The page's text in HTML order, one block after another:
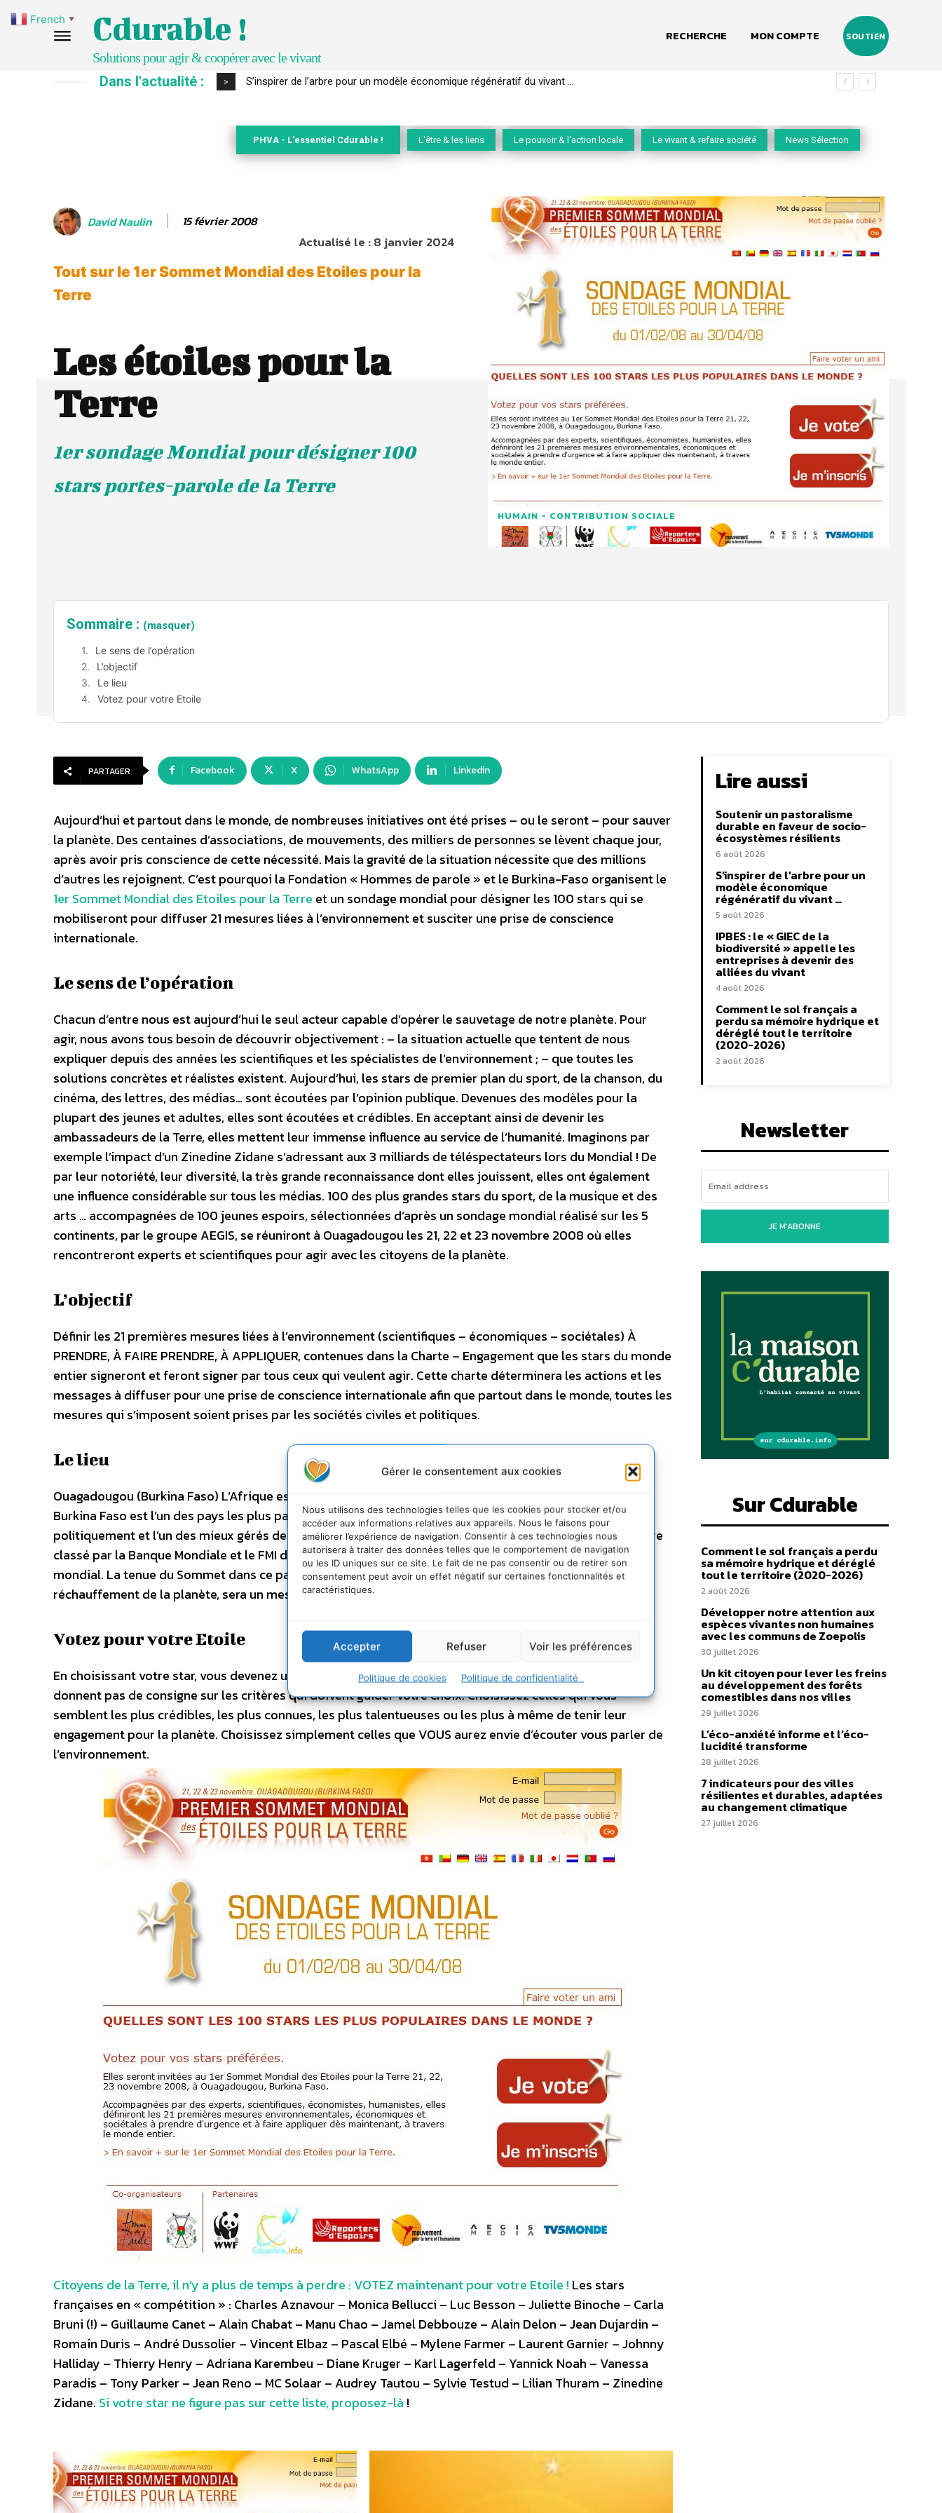
Gérer le consentement aux cookies
Nous utilisons des technologies telles que les cookies pour stocker et/ou
accéder aux informations relatives aux appareils. Nous le faisons pour
améliorer l’expérience de navigation. Consentir à ces technologies nous
autorisera à traiter des données telles que le comportement de navigation
ou les ID uniques sur ce site. Le fait de ne pas consentir ou de retirer son
consentement peut avoir un effet négatif sur certaines fonctionnalités et
caractéristiques.
Accepter Refuser Voir les préférences
Politique de cookies Politique de confidentialité
Cdurable !
Solutions pour agir & coopérer avec le vivant
RECHERCHE MON COMPTE SOUTIEN
Dans l'actualité : > IPBES : le « GIEC de la biodiversité » appelle les entreprises à devenir des alliées du vivant
PHVA - L'essentiel Cdurable ! L'être & les liens Le pouvoir & l'action locale Le vivant & refaire société News Sélection
David Naulin 15 février 2008
Actualisé le :8 janvier 2024
Tout sur le 1er Sommet Mondial des Etoiles pour la
Terre
Les étoiles pour la
Terre
1er sondage Mondial pour désigner 100
stars portes-parole de la Terre
HUMAIN - CONTRIBUTION SOCIALE
Sommaire : (masquer)
Le sens de l’opération
L’objectif
Le lieu
Votez pour votre Etoile
PARTAGER Facebook X WhatsApp Linkedin
Aujourd’hui et partout dans le monde, de nombreuses initiatives ont été prises – ou le seront – pour sauver
la planète. Des centaines d’associations, de mouvements, des milliers de personnes se lèvent chaque jour,
après avoir pris conscience de cette nécessité. Mais la gravité de la situation nécessite que des millions
d’autres les rejoignent. C’est pourquoi la Fondation « Hommes de parole » et le Burkina-Faso organisent le
1er Sommet Mondial des Etoiles pour la Terre et un sondage mondial pour désigner les 100 stars qui se
mobiliseront pour diffuser 21 mesures liées à l’environnement et susciter une prise de conscience
internationale.
Le sens de l’opération
Chacun d’entre nous est aujourd’hui le seul acteur capable d’opérer le sauvetage de notre planète. Pour
agir, nous avons tous besoin de découvrir objectivement : – la situation actuelle que tentent de nous
expliquer depuis des années les scientifiques et les spécialistes de l’environnement ; – que toutes les
solutions concrètes et réalistes existent. Aujourd’hui, les stars de premier plan du sport, de la chanson, du
cinéma, des lettres, des médias… sont écoutées par l’opinion publique. Devenues des modèles pour la
plupart des jeunes et adultes, elles sont écoutées et crédibles. En acceptant ainsi de devenir les
ambassadeurs de la Terre, elles mettent leur immense influence au service de l’humanité. Imaginons par
exemple l’impact d’un Zinedine Zidane s’adressant aux 3 milliards de téléspectateurs lors du Mondial ! De
par leur notoriété, leur diversité, la très grande reconnaissance dont elles jouissent, elles ont également
une influence considérable sur tous les médias. 100 des plus grandes stars du sport, de la musique et des
arts … accompagnées de 100 jeunes espoirs, sélectionnées d’après un sondage mondial réalisé sur les 5
continents, par le groupe AEGIS, se réuniront à Ouagadougou les 21, 22 et 23 novembre 2008 où elles
rencontreront experts et scientifiques pour agir avec les citoyens de la planète.
L’objectif
Définir les 21 premières mesures liées à l’environnement (scientifiques – économiques – sociétales) À
PRENDRE, À FAIRE PRENDRE, À APPLIQUER, contenues dans la Charte – Engagement que les stars du monde
entier signeront et feront signer par tous ceux qui veulent agir. Cette charte déterminera les actions et les
messages à diffuser pour une prise de conscience internationale afin que partout dans le monde, toutes les
mesures qui s’imposent soient prises par les sociétés civiles et politiques.
Le lieu
Ouagadougou (Burkina Faso) L’Afrique est considérée comme étant le berceau de l’humanité. Certes, le
Burkina Faso est l’un des pays les plus pauvres du monde, il est cependant l’un des plus stables
politiquement et l’un des mieux gérés de ce continent. Premier producteur de coton africain, il vient d’être
classé par la Banque Mondiale et le FMI dans le TOP 50 des acteurs du développement économique
mondial. La tenue du Sommet dans ce pays représentant l’Afrique toute entière, première victime du
réchauffement de la planète, sera un message très fort pour le monde entier.
Votez pour votre Etoile
En choisissant votre star, vous devenez un acteur du changement ! Volontairement, les organisateurs ne
donnent pas de consigne sur les critères qui doivent guider votre choix. Choisissez celles qui vous
semblent les plus crédibles, les plus connues, les plus talentueuses ou les plus à même de tenir leur
engagement pour la planète. Choisissez simplement celles que VOUS aurez envie d’écouter vous parler de
l’environnement.
Citoyens de la Terre, il n’y a plus de temps à perdre : VOTEZ maintenant pour votre Etoile ! Les stars
françaises en « compétition » : Charles Aznavour – Monica Bellucci – Luc Besson – Juliette Binoche – Carla
Bruni (!) – Guillaume Canet – Alain Chabat – Manu Chao – Jamel Debbouze – Alain Delon – Jean Dujardin –
Romain Duris – André Dussolier – Vincent Elbaz – Pascal Elbé – Mylene Farmer – Laurent Garnier – Johnny
Halliday – Thierry Henry – Adriana Karembeu – Diane Kruger – Karl Lagerfeld – Yannick Noah – Vanessa
Paradis – Tony Parker – Jean Reno – MC Solaar – Audrey Tautou – Sylvie Testud – Lilian Thuram – Zinedine
Zidane. Si votre star ne figure pas sur cette liste, proposez-là !
Lire aussi
Soutenir un pastoralisme
durable en faveur de socio-
écosystèmes résilients
6 août 2026
S’inspirer de l’arbre pour un
modèle économique
régénératif du vivant …
5 août 2026
IPBES : le « GIEC de la
biodiversité » appelle les
entreprises à devenir des
alliées du vivant
4 août 2026
Comment le sol français a
perdu sa mémoire hydrique et
déréglé tout le territoire
(2020-2026)
2 août 2026
Newsletter
JE M'ABONNE
Sur Cdurable
Comment le sol français a perdu
sa mémoire hydrique et déréglé
tout le territoire (2020-2026)
2 août 2026
Développer notre attention aux
espèces vivantes non humaines
avec les communs de Zoepolis
30 juillet 2026
Un kit citoyen pour lever les freins
au développement des forêts
comestibles dans nos villes
29 juillet 2026
L’éco-anxiété informe et l’éco-
lucidité transforme
28 juillet 2026
7 indicateurs pour des villes
résilientes et durables, adaptées
au changement climatique
27 juillet 2026
French ▼